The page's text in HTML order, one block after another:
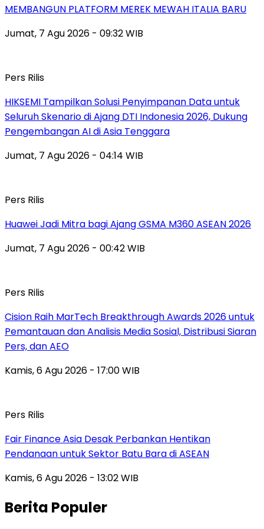
MEMBANGUN PLATFORM MEREK MEWAH ITALIA BARU
Jumat, 7 Agu 2026 - 09:32 WIB
Pers Rilis
HIKSEMI Tampilkan Solusi Penyimpanan Data untuk
Seluruh Skenario di Ajang DTI Indonesia 2026, Dukung
Pengembangan AI di Asia Tenggara
Jumat, 7 Agu 2026 - 04:14 WIB
Pers Rilis
Huawei Jadi Mitra bagi Ajang GSMA M360 ASEAN 2026
Jumat, 7 Agu 2026 - 00:42 WIB
Pers Rilis
Cision Raih MarTech Breakthrough Awards 2026 untuk
Pemantauan dan Analisis Media Sosial, Distribusi Siaran
Pers, dan AEO
Kamis, 6 Agu 2026 - 17:00 WIB
Pers Rilis
Fair Finance Asia Desak Perbankan Hentikan
Pendanaan untuk Sektor Batu Bara di ASEAN
Kamis, 6 Agu 2026 - 13:02 WIB
Berita Populer